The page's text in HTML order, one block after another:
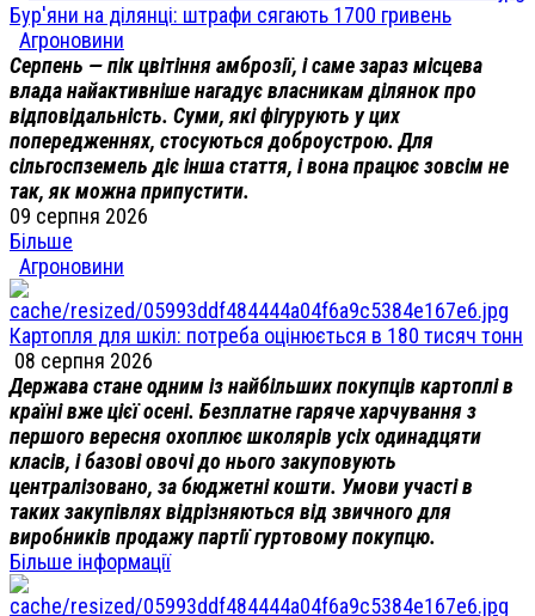
Бур'яни на ділянці: штрафи сягають 1700 гривень
Агроновини
Серпень — пік цвітіння амброзії, і саме зараз місцева
влада найактивніше нагадує власникам ділянок про
відповідальність. Суми, які фігурують у цих
попередженнях, стосуються доброустрою. Для
сільгоспземель діє інша стаття, і вона працює зовсім не
так, як можна припустити.
09 серпня 2026
Більше
Агроновини
Картопля для шкіл: потреба оцінюється в 180 тисяч тонн
08 серпня 2026
Держава стане одним із найбільших покупців картоплі в
країні вже цієї осені. Безплатне гаряче харчування з
першого вересня охоплює школярів усіх одинадцяти
класів, і базові овочі до нього закуповують
централізовано, за бюджетні кошти. Умови участі в
таких закупівлях відрізняються від звичного для
виробників продажу партії гуртовому покупцю.
Більше інформації